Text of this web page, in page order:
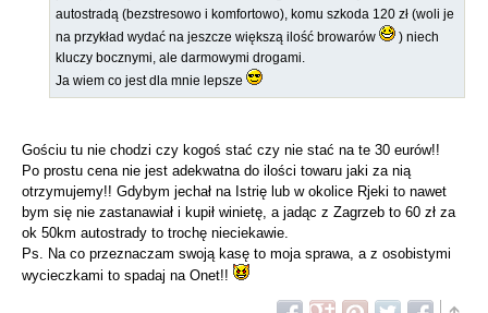
autostradą (bezstresowo i komfortowo), komu szkoda 120 zł (woli je
na przykład wydać na jeszcze większą ilość browarów
) niech
kluczy bocznymi, ale darmowymi drogami.
Ja wiem co jest dla mnie lepsze
Gościu tu nie chodzi czy kogoś stać czy nie stać na te 30 eurów!!
Po prostu cena nie jest adekwatna do ilości towaru jaki za nią
otrzymujemy!! Gdybym jechał na Istrię lub w okolice Rjeki to nawet
bym się nie zastanawiał i kupił winietę, a jadąc z Zagrzeb to 60 zł za
ok 50km autostrady to trochę nieciekawie.
Ps. Na co przeznaczam swoją kasę to moja sprawa, a z osobistymi
wycieczkami to spadaj na Onet!!